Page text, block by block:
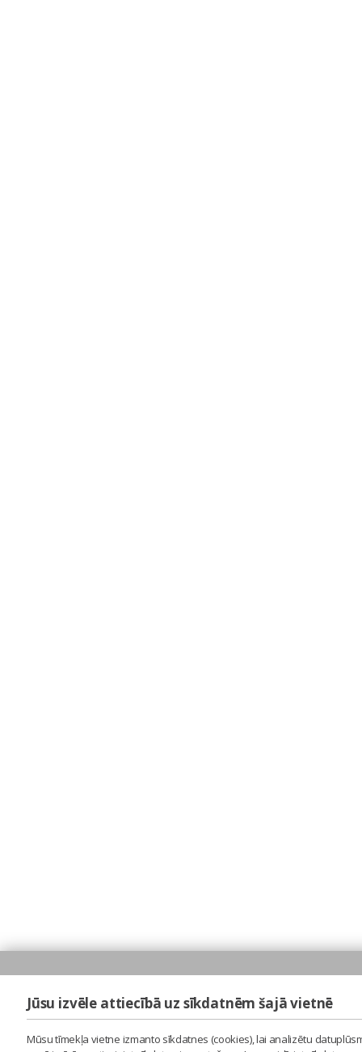
Jūsu izvēle attiecībā uz sīkdatnēm šajā vietnē
Mūsu tīmekļa vietne izmanto sīkdatnes (cookies), lai analizētu